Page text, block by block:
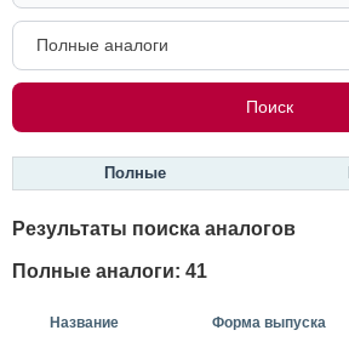
Полные
Результаты поиска аналогов
Полные аналоги: 41
Название Форма выпуска